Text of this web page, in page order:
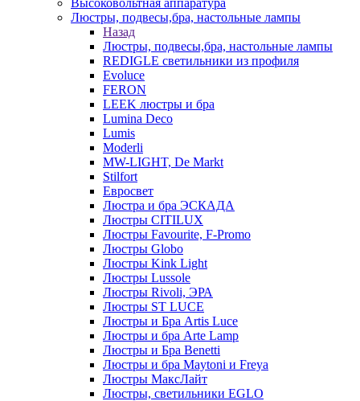
Высоковольтная аппаратура
Люстры, подвесы,бра, настольные лампы
Назад
Люстры, подвесы,бра, настольные лампы
REDIGLE светильники из профиля
Evoluce
FERON
LEEK люстры и бра
Lumina Deco
Lumis
Moderli
MW-LIGHT, De Markt
Stilfort
Евросвет
Люстра и бра ЭСКАДА
Люстры CITILUX
Люстры Favourite, F-Promo
Люстры Globo
Люстры Kink Light
Люстры Lussole
Люстры Rivoli, ЭРА
Люстры ST LUCE
Люстры и Бра Artis Luce
Люстры и бра Arte Lamp
Люстры и Бра Benetti
Люстры и бра Maytoni и Freya
Люстры МаксЛайт
Люстры, светильники EGLO